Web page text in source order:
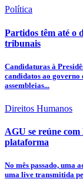
Política
Partidos têm até o
tribunais
Candidaturas à
candidatos ao governo
assembleias...
Direitos Humanos
AGU se reúne
plataforma
No mês passado, uma
uma live transmitida